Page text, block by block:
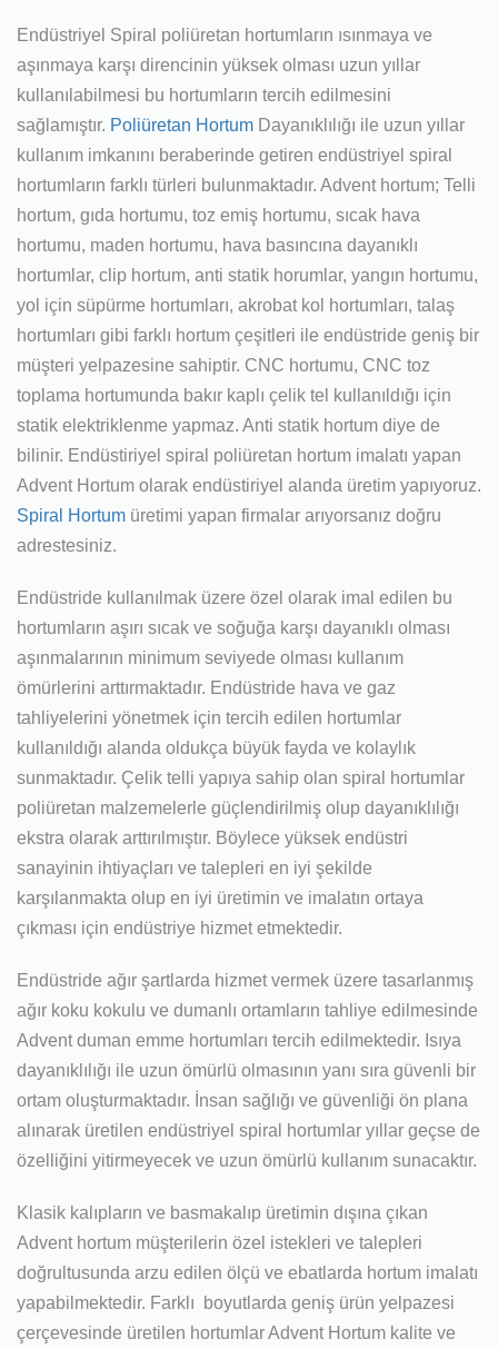
Endüstriyel Spiral poliüretan hortumların ısınmaya ve
aşınmaya karşı direncinin yüksek olması uzun yıllar
kullanılabilmesi bu hortumların tercih edilmesini
sağlamıştır. Poliüretan Hortum Dayanıklılığı ile uzun yıllar
kullanım imkanını beraberinde getiren endüstriyel spiral
hortumların farklı türleri bulunmaktadır. Advent hortum; Telli
hortum, gıda hortumu, toz emiş hortumu, sıcak hava
hortumu, maden hortumu, hava basıncına dayanıklı
hortumlar, clip hortum, anti statik horumlar, yangın hortumu,
yol için süpürme hortumları, akrobat kol hortumları, talaş
hortumları gibi farklı hortum çeşitleri ile endüstride geniş bir
müşteri yelpazesine sahiptir. CNC hortumu, CNC toz
toplama hortumunda bakır kaplı çelik tel kullanıldığı için
statik elektriklenme yapmaz. Anti statik hortum diye de
bilinir. Endüstiriyel spiral poliüretan hortum imalatı yapan
Advent Hortum olarak endüstiriyel alanda üretim yapıyoruz.
Spiral Hortum üretimi yapan firmalar arıyorsanız doğru
adrestesiniz.
Endüstride kullanılmak üzere özel olarak imal edilen bu
hortumların aşırı sıcak ve soğuğa karşı dayanıklı olması
aşınmalarının minimum seviyede olması kullanım
ömürlerini arttırmaktadır. Endüstride hava ve gaz
tahliyelerini yönetmek için tercih edilen hortumlar
kullanıldığı alanda oldukça büyük fayda ve kolaylık
sunmaktadır. Çelik telli yapıya sahip olan spiral hortumlar
poliüretan malzemelerle güçlendirilmiş olup dayanıklılığı
ekstra olarak arttırılmıştır. Böylece yüksek endüstri
sanayinin ihtiyaçları ve talepleri en iyi şekilde
karşılanmakta olup en iyi üretimin ve imalatın ortaya
çıkması için endüstriye hizmet etmektedir.
Endüstride ağır şartlarda hizmet vermek üzere tasarlanmış
ağır koku kokulu ve dumanlı ortamların tahliye edilmesinde
Advent duman emme hortumları tercih edilmektedir. Isıya
dayanıklılığı ile uzun ömürlü olmasının yanı sıra güvenli bir
ortam oluşturmaktadır. İnsan sağlığı ve güvenliği ön plana
alınarak üretilen endüstriyel spiral hortumlar yıllar geçse de
özelliğini yitirmeyecek ve uzun ömürlü kullanım sunacaktır.
Klasik kalıpların ve basmakalıp üretimin dışına çıkan
Advent hortum müşterilerin özel istekleri ve talepleri
doğrultusunda arzu edilen ölçü ve ebatlarda hortum imalatı
yapabilmektedir. Farklı boyutlarda geniş ürün yelpazesi
çerçevesinde üretilen hortumlar Advent Hortum kalite ve